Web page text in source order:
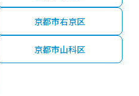
京都市右京区
京都市山科区